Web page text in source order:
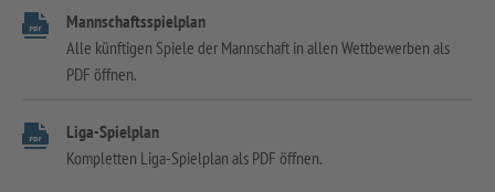
Mannschaftsspielplan
Alle künftigen Spiele der Mannschaft in allen Wettbewerben als
PDF öffnen.
Liga-Spielplan
Kompletten Liga-Spielplan als PDF öffnen.